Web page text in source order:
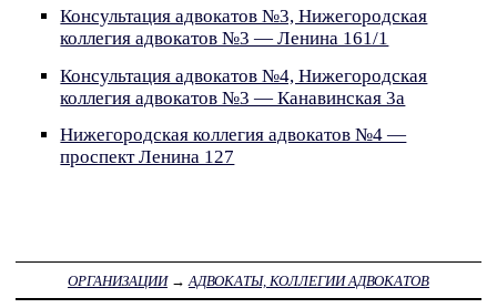
Консультация адвокатов №3, Нижегородская
коллегия адвокатов №3 — Ленина 161/1
Консультация адвокатов №4, Нижегородская
коллегия адвокатов №3 — Канавинская 3а
Нижегородская коллегия адвокатов №4 —
проспект Ленина 127
ОРГАНИЗАЦИИ→ АДВОКАТЫ, КОЛЛЕГИИ АДВОКАТОВ